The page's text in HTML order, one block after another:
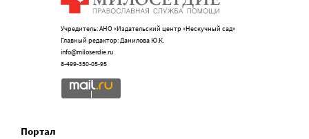
Учредитель: АНО «Издательский центр «Нескучный сад»
Главный редактор: Данилова Ю.К.
info@miloserdie.ru
8-499-350-05-95
Портал